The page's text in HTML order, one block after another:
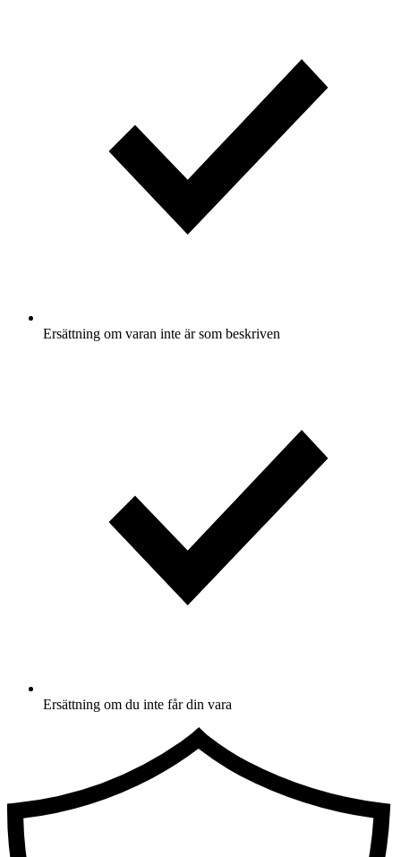
Ersättning om varan inte är som beskriven
Ersättning om du inte får din vara